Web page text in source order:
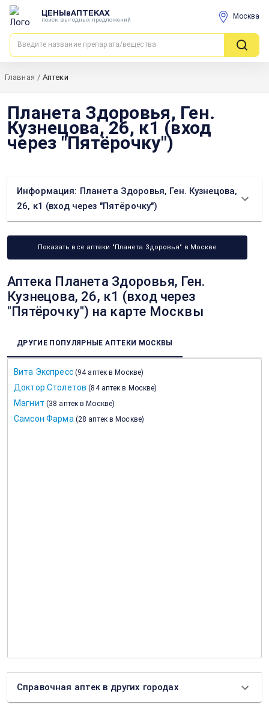
ЦЕНЫвАПТЕКАХ
поиск выгодных предложений Москва
Главная / Аптеки
Планета Здоровья, Ген.
Кузнецова, 26, к1 (вход
через "Пятёрочку")
Информация: Планета Здоровья, Ген. Кузнецова,
26, к1 (вход через "Пятёрочку")
Показать все аптеки "Планета Здоровья" в Москве
Аптека Планета Здоровья, Ген.
Кузнецова, 26, к1 (вход через
"Пятёрочку") на карте Москвы
ДРУГИЕ ПОПУЛЯРНЫЕ АПТЕКИ МОСКВЫ
Вита Экспресс (94 аптек в Москве)
Доктор Столетов (84 аптек в Москве)
Магнит (38 аптек в Москве)
Самсон Фарма (28 аптек в Москве)
Справочная аптек в других городах